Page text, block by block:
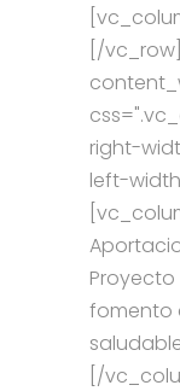
[/
right-
left-
Proyecto
fomento
[/